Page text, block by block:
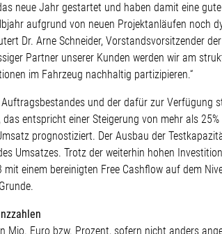
neue Jahr gestartet und haben damit eine
aufgrund von neuen Projektanläufen noch
Dr. Arne Schneider, Vorstandsvorsitzender
Partner unserer Kunden werden wir am
im Fahrzeug nachhaltig partizipieren.“
und der dafür zur Verfügung
entspricht einer Steigerung von mehr als
prognostiziert. Der Ausbau der
Umsatzes. Trotz der weiterhin hohen
einem bereinigten Free Cashflow auf dem
Mio. Euro bzw. Prozent, sofern nicht anders